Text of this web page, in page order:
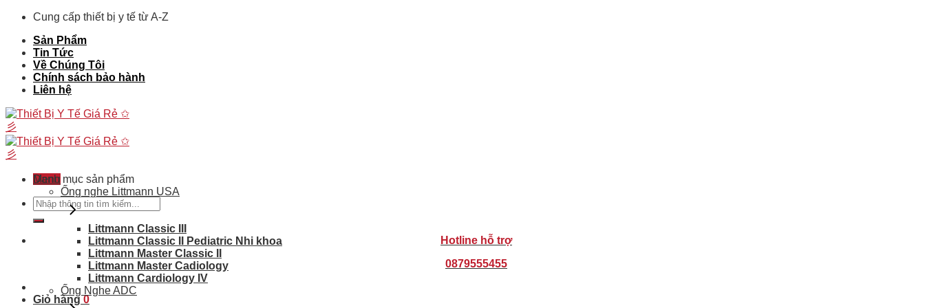
Skip
content
Cung cấp thiết bị y tế từ A-Z
Sản Phẩm
Tin Tức
Về Chúng Tôi
Chính sách bảo hành
Liên hệ
Menu
Tìm
kiếm:
Hotline hỗ trợ
0879555455
Giỏ hàng0
Danh mục sản phẩm
Ống nghe Littmann USA
Littmann Classic III
Littmann Classic II Pediatric Nhi khoa
Littmann Master Classic II
Littmann Master Cadiology
Littmann Cardiology IV
Ống Nghe ADC